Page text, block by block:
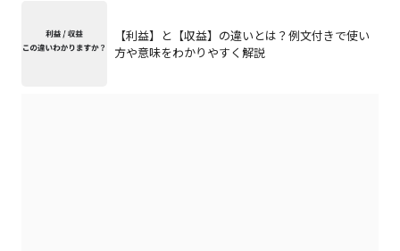
【利益】と【収益】の違いとは？例文付きで使い
方や意味をわかりやすく解説